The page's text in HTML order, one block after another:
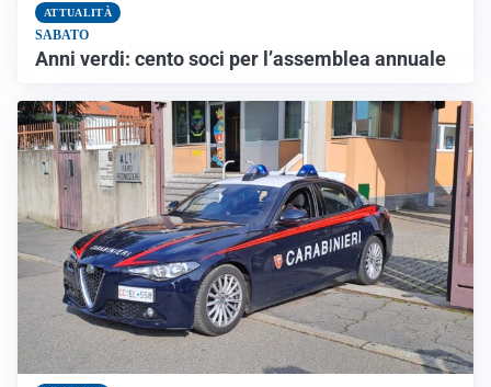
ATTUALITÀ
SABATO
Anni verdi: cento soci per l’assemblea annuale